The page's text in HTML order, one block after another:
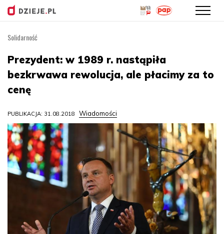
treści
Solidarność
Prezydent: w 1989 r. nastąpiła
bezkrwawa rewolucja, ale płacimy za to
cenę
PUBLIKACJA: 31.08.2018 Wiadomości